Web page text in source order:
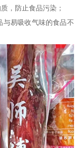
，防止食品污染；
与易吸收气味的食品不